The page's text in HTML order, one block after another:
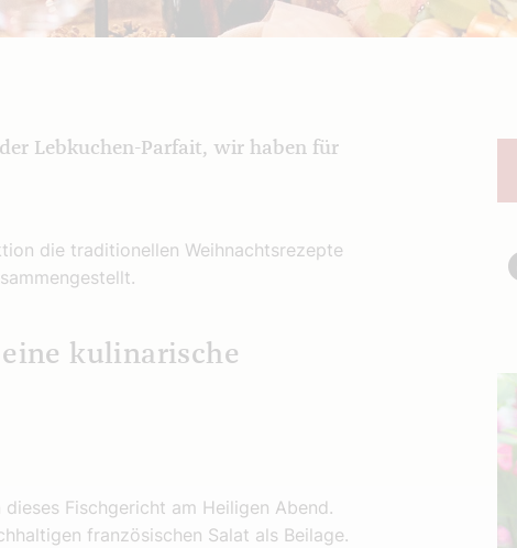
Lebkuchen-Parfait, wir haben für
die traditionellen Weihnachtsrezepte
kulinarische
Fischgericht am Heiligen Abend.
französischen Salat als Beilage.